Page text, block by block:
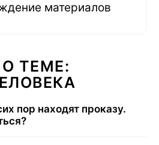
материалов
ТЕМЕ:
пор находят проказу.